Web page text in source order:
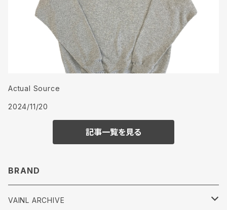
Actual Source
2024/11/20
記事一覧を見る
BRAND
VAINL ARCHIVE